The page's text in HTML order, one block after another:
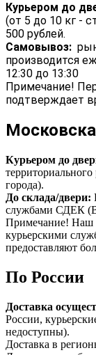
Курьером до
(от 5 до 10 кг -
500 рублей.
Самовывоз:
производится
12:30 до 13:30
Примечание!
подтверждает
Курьером до
города).
До склада/двери:
службами СДЕК
Примечание! Наш
курьерскими
предоставляют
По России
Доставка
России,
недоступны).
Доставка в